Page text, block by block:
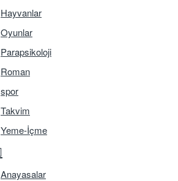
Hayvanlar
Oyunlar
Parapsikoloji
Roman
spor
Takvim
Yeme-İçme
Anayasalar